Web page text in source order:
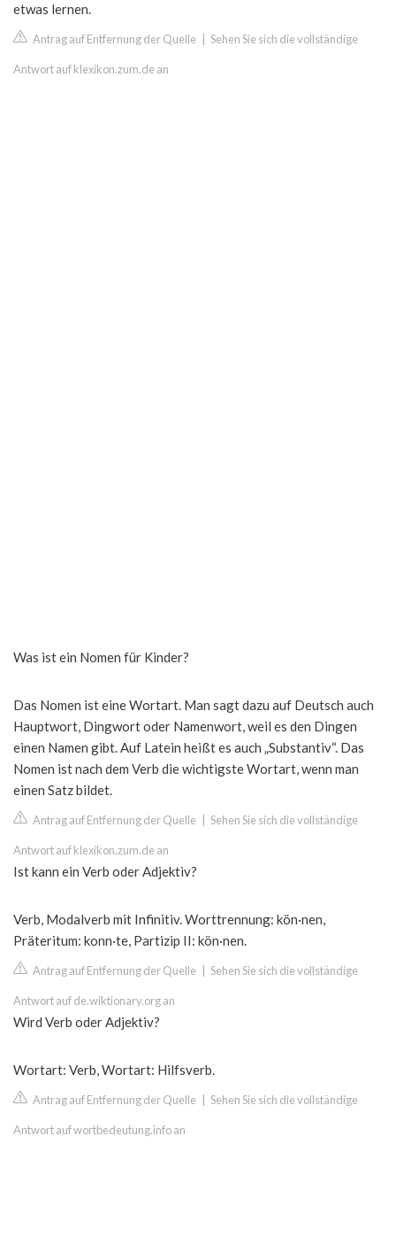
etwas lernen.
Antrag auf Entfernung der Quelle Sehen Sie sich die vollständige
Antwort auf klexikon.zum.de an
Was ist ein Nomen für Kinder?
Das Nomen ist eine Wortart. Man sagt dazu auf Deutsch auch
Hauptwort, Dingwort oder Namenwort, weil es den Dingen
einen Namen gibt. Auf Latein heißt es auch „Substantiv“. Das
Nomen ist nach dem Verb die wichtigste Wortart, wenn man
einen Satz bildet.
Antrag auf Entfernung der Quelle Sehen Sie sich die vollständige
Antwort auf klexikon.zum.de an
Ist kann ein Verb oder Adjektiv?
Verb, Modalverb mit Infinitiv. Worttrennung: kön·nen,
Präteritum: konn·te, Partizip II: kön·nen.
Antrag auf Entfernung der Quelle Sehen Sie sich die vollständige
Antwort auf de.wiktionary.org an
Wird Verb oder Adjektiv?
Wortart: Verb, Wortart: Hilfsverb.
Antrag auf Entfernung der Quelle Sehen Sie sich die vollständige
Antwort auf wortbedeutung.info an